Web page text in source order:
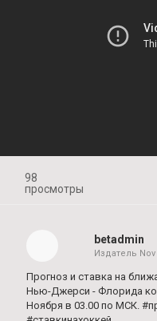
98
просмотры
betadmin
Издатель Nov
Прогноз и ставка на
Нью-Джерси - Флорида
Ноября в 03.00 по МСК.